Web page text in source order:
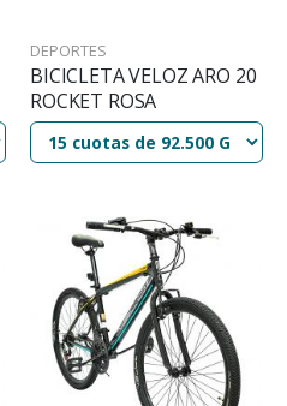
DEPORTES
BICICLETA VELOZ ARO 20
ROCKET ROSA